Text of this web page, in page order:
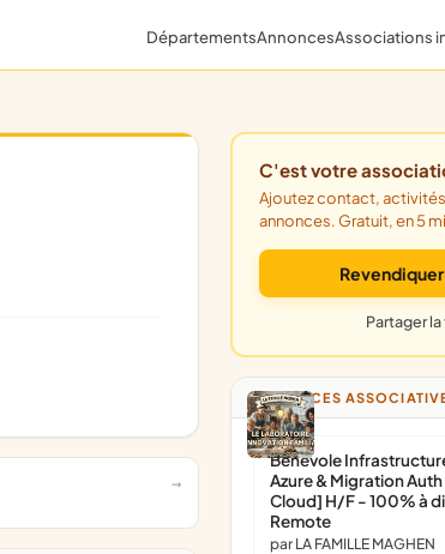
DépartementsAnnoncesAssociations
C'est votre
Ajoutez contact, activités, photos et
annonces. Gratuit, en 5
Partager
ANNONCES
Bénévole
Azure & Migration
Cloud] H/F - 100% à
Remote
par LA FAMILLE MAGHEN